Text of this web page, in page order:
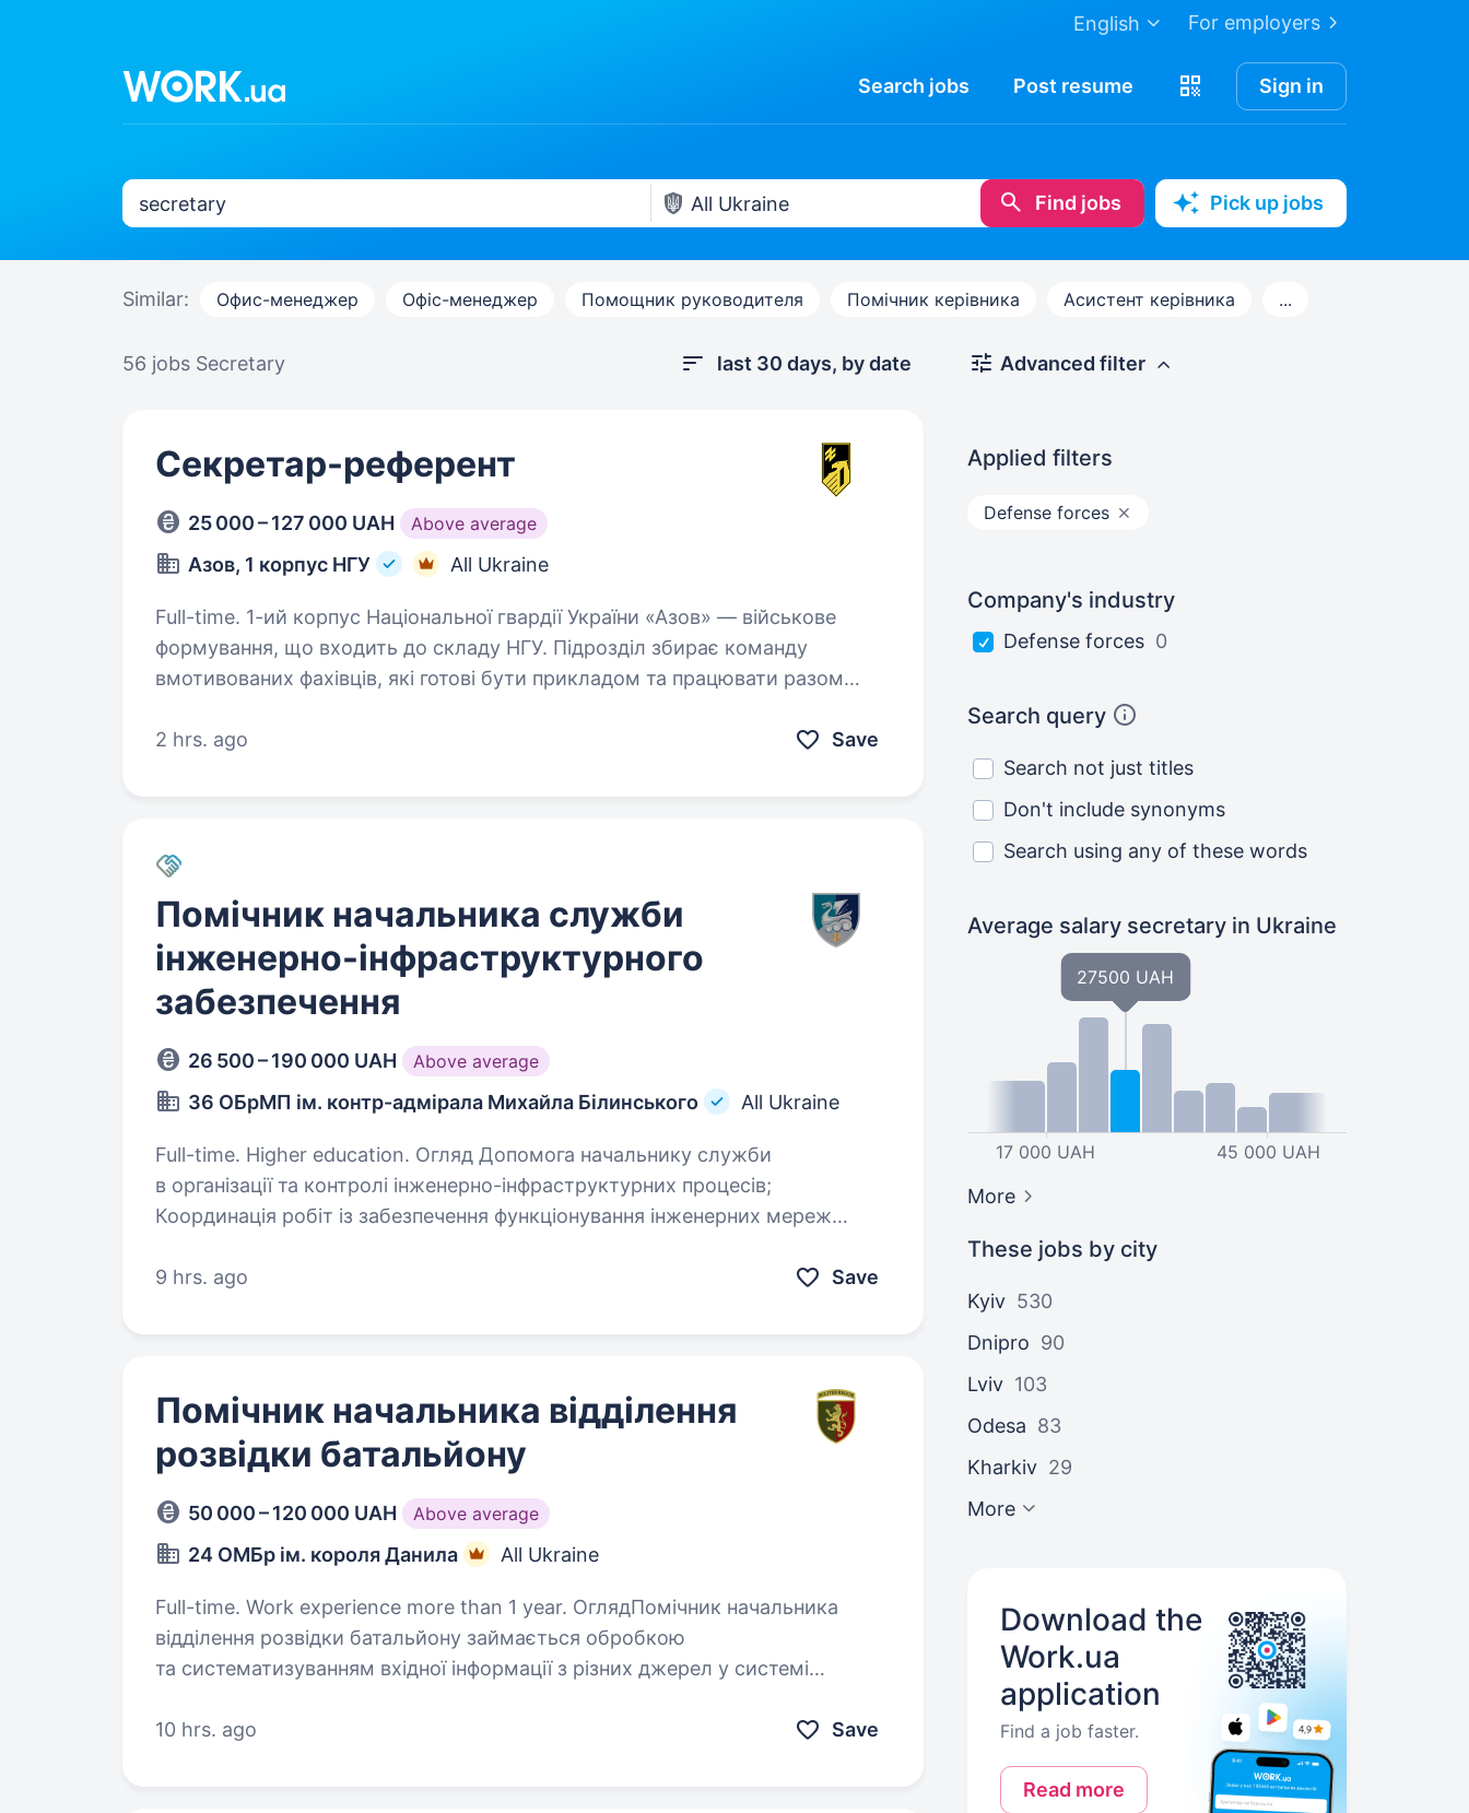
For employers
English
Search jobs Post resume Sign in
Find jobs Pick up jobs
Similar: Офис-менеджер Офіс-менеджер Помощник руководителя Помічник керівника Асистент керівника ...
56 jobs Secretary last 30 days, by date
Секретар-референт
25 000 – 127 000 UAH Above average
Азов, 1 корпус НГУ All Ukraine
Full-time. 1-ий корпус Національної гвардії України «Азов» — військове
формування, що входить до складу НГУ. Підрозділ збирає команду
вмотивованих фахівців, які готові бути прикладом та працювати разом
2 hrs. ago
Save
Помічник начальника служби
інженерно-інфраструктурного
забезпечення
26 500 – 190 000 UAH Above average
36 ОБрМП ім. контр-адмірала Михайла Білинського All Ukraine
Full-time. Higher education. Огляд Допомога начальнику служби
в організації та контролі інженерно-інфраструктурних процесів;
Координація робіт із забезпечення функціонування інженерних мереж
9 hrs. ago
Save
Помічник начальника відділення
розвідки батальйону
50 000 – 120 000 UAH Above average
24 ОМБр ім. короля Данила All Ukraine
Full-time. Work experience more than 1 year. ОглядПомічник начальника
відділення розвідки батальйону займається обробкою
та систематизуванням вхідної інформації з різних джерел у системі
проаналізованої…
10 hrs. ago Save
Advanced filter
Applied filters
Defense forces
Company's industry
Defense forces 0
Search query
Search not just titles
Don't include synonyms
Search using any of these words
Average salary secretary in Ukraine
17 000 UAH
27500 UAH
45 000 UAH
More
These jobs by city
Kyiv 530
Dnipro 90
Lviv 103
Odesa 83
Kharkiv 29
More
Download the
Work.ua
application
Find a job faster.
Read more